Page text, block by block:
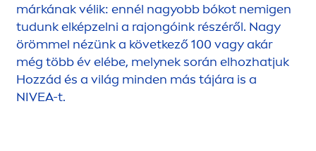
márkának vélik: ennél nagyobb bókot nemigen
tudunk elképzelni a rajongóink részéről. Nagy
örömmel nézünk a következő 100 vagy akár
még több év elébe, melynek során elhozhatjuk
Hozzád és a világ minden más tájára is a
NIVEA-t.